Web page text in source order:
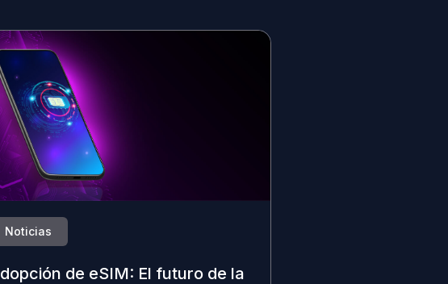
Noticias
de eSIM: El futuro de la